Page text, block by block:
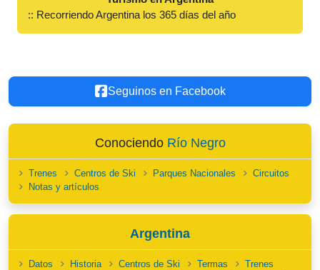
:: Recorriendo Argentina los 365 días del año
Seguinos en Facebook
Conociendo Río Negro
Trenes Centros de Ski Parques Nacionales
Circuitos
Notas y artículos
Argentina
Datos Historia Centros de Ski Termas
Trenes